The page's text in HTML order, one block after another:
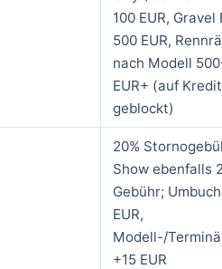
100 EUR, Gravel
500 EUR,
nach Modell
EUR+ (auf
geblockt)
20%
Show ebenfalls
Gebühr;
EUR,
Modell-/
+15 EUR